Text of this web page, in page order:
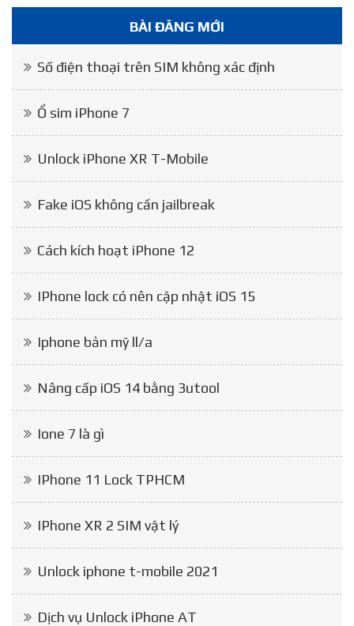
BÀI ĐĂNG MỚI
Số điện thoại trên SIM không xác định
Ổ sim iPhone 7
Unlock iPhone XR T-Mobile
Fake iOS không cần jailbreak
Cách kích hoạt iPhone 12
IPhone lock có nên cập nhật iOS 15
Iphone bản mỹ ll/a
Nâng cấp iOS 14 bằng 3utool
Ione 7 là gì
IPhone 11 Lock TPHCM
IPhone XR 2 SIM vật lý
Unlock iphone t-mobile 2021
Dịch vụ Unlock iPhone AT